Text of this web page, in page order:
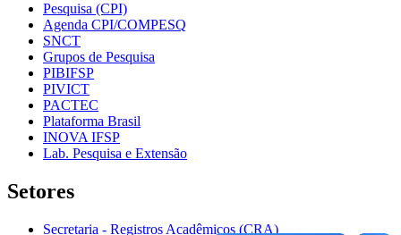
Pesquisa (CPI)
Agenda CPI/COMPESQ
SNCT
Grupos de Pesquisa
PIBIFSP
PIVICT
PACTEC
Plataforma Brasil
INOVA IFSP
Lab. Pesquisa e Extensão
Setores
Secretaria - Registros Acadêmicos (CRA)